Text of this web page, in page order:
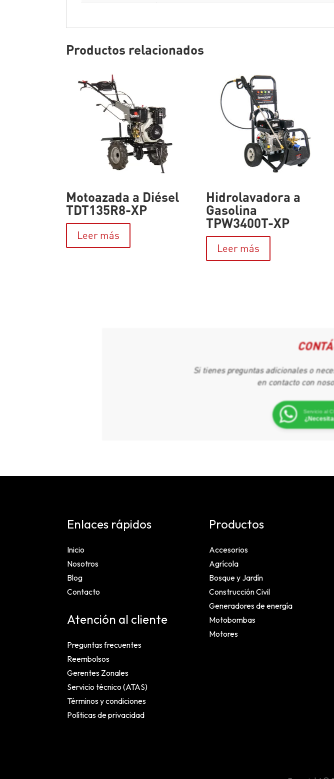
Productos relacionados
Motoazada a Diésel
TDT135R8-XP
Leer más
Hidrolavadora a
Gasolina
TPW3400T-XP
Leer más
Si tienes preguntas adicionales o
en contacto con
Servicio al
Enlaces rápidos
Inicio
Nosotros
Blog
Contacto
Atención al cliente
Preguntas frecuentes
Reembolsos
Gerentes Zonales
Servicio técnico (ATAS)
Términos y condiciones
Políticas de privacidad
Productos
Accesorios
Agrícola
Bosque y Jardín
Construcción Civil
Generadores de energía
Motobombas
Motores